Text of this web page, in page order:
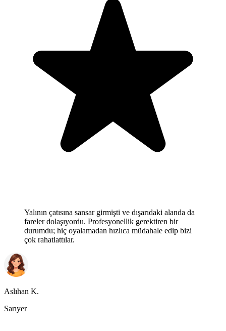
Yalının çatısına sansar girmişti ve dışarıdaki alanda da
fareler dolaşıyordu. Profesyonellik gerektiren bir
durumdu; hiç oyalamadan hızlıca müdahale edip bizi
çok rahatlattılar.
Aslıhan K.
Sarıyer